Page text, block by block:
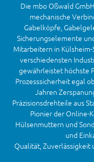
Die mbo Oßwald
mechanische
Gabelköpfe,
Sicherungselemente
Mitarbeitern in
verschiedensten
gewährleistet höchste
Prozesssicherheit egal
Jahren
Präzisionsdrehteile aus
Pionier der Online-
Hülsenmuttern und
und
Qualität, Zuverlässigkeit